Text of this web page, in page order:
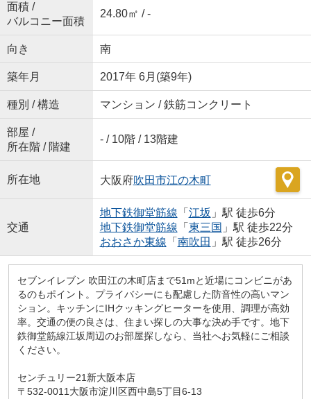
面積 /
バルコニー面積
24.80㎡ / -
向き 南
築年月 2017年 6月(築9年)
種別 / 構造 マンション / 鉄筋コンクリート
部屋 /
所在階 / 階建
- / 10階 / 13階建
所在地 大阪府吹田市江の木町
交通
地下鉄御堂筋線 「 江坂 」駅 徒歩6分
地下鉄御堂筋線 「 東三国 」駅 徒歩22分
おおさか東線 「 南吹田 」駅 徒歩26分
セブンイレブン 吹田江の木町店まで51mと近場にコンビニがあ
るのもポイント。プライバシーにも配慮した防音性の高いマン
ション。キッチンにIHクッキングヒーターを使用、調理が高効
率。交通の便の良さは、住まい探しの大事な決め手です。地下
鉄御堂筋線江坂周辺のお部屋探しなら、当社へお気軽にご相談
ください。
センチュリー21新大阪本店
〒532-0011大阪市淀川区西中島5丁目6-13